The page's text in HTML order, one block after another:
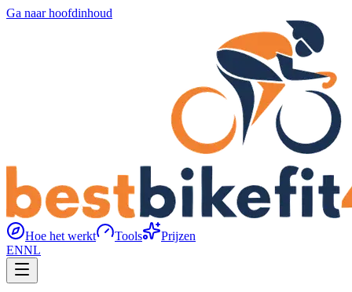
Ga naar hoofdinhoud
Hoe het werkt Tools
Prijzen
ENNL